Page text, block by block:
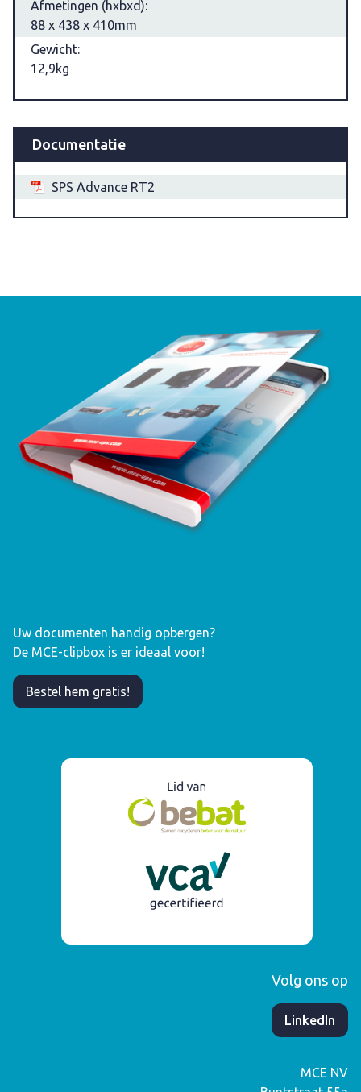
Afmetingen (hxbxd):
88 x 438 x 410mm
Gewicht:
12,9kg
Documentatie
SPS Advance RT2
Uw documenten handig opbergen?
De MCE-clipbox is er ideaal voor!
Bestel hem gratis!
Volg ons op
​LinkedIn
MCE NV